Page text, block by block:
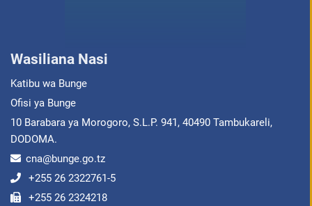
Wasiliana Nasi
Katibu wa Bunge
Ofisi ya Bunge
10 Barabara ya Morogoro, S.L.P. 941, 40490 Tambukareli,
DODOMA.
cna@bunge.go.tz
+255 26 2322761-5
+255 26 2324218